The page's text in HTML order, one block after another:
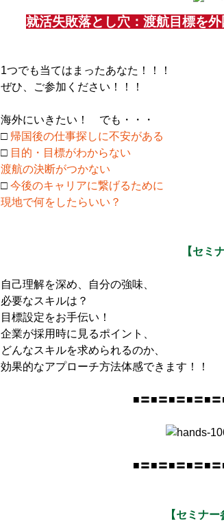
就活失敗落とし穴：渡航目標を
1つでも当てはまったあなた！！！
ぜひ、ご参加ください！！！
海外にいきたい！ でも・・・
□ 帰国後の仕事探しに不安がある
□ 目的・目標がわからない
渡航の決断がつかない
□ 今後のキャリアに繋げるために
現地で何をしたらいい？
【セミ
自己理解を深め、自分の強味、
必要なスキルは？
目標設定をお手伝い！
企業が採用時に見るポイント、
どんなスキルを求められるのか、
効果的なアプローチ方法体感できます！！
■〓■〓■〓■〓■
■〓■〓■〓■〓■
【セミナー